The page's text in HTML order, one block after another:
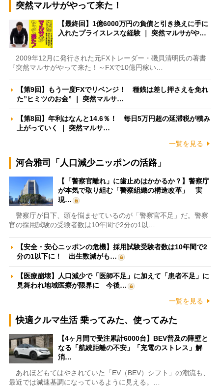
突然マルサがやって来た！
【最終回】1億6000万円の負債と引き換えに手に
入れたプライスレスな経験 ｜ 突然マルサがや…
2009年12月に発行された元FXトレーダー・磯貝清明氏の著書
『突然マルサがやって来た！～FXで10億円稼い…
【第9回】もう一度FXでリベンジ！ 種銭は差し押さえを免れ
た”ヒミツのお金” ｜ 突然マルサ…
【第8回】年利はなんと14.6％！ 毎日5万円超の延滞税が積み
上がっていく ｜ 突然マルサ…
一覧を見る
河合雅司「人口減少ニッポンの活路」
【「警察官離れ」に歯止めはかかるか？】警察庁
が本気で取り組む「警察組織の構造改革」 実
現…
警察庁が目下、頭を悩ませているのが「警察官不足」だ。警察
官の採用試験の受験者数は10年間で2分の1以…
【安全・安心ニッポンの危機】採用試験受験者数は10年間で2
分の1以下に！ 出生数減がも…
【医療崩壊】人口減少で「医師不足」に加えて「患者不足」に
見舞われ地域医療が限界に 今後…
一覧を見る
快適クルマ生活 乗ってみた、使ってみた
【4ヶ月間で受注累計6000台】BEV普及の障壁と
なる「航続距離の不安」「充電のストレス」解
消…
あれほどもてはやされていた「EV（BEV）シフト」の潮流も、
最近では減速基調になっているように見える。…